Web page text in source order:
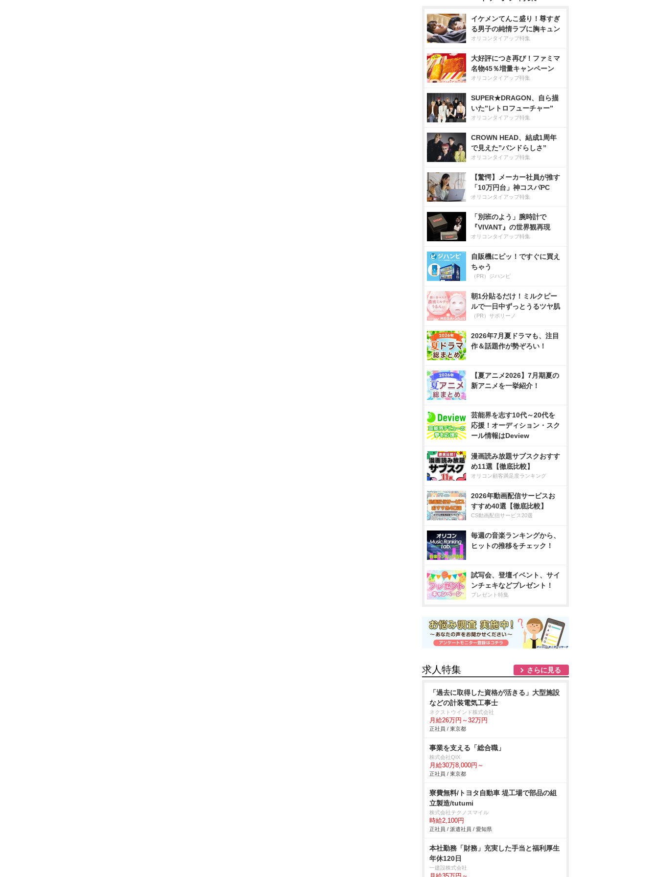
イケメンてんこ盛り！尊すぎ
る男子の純情ラブに胸キュン
オリコンタイアップ特集
大好評につき再び！ファミマ
名物45％増量キャンペーン
オリコンタイアップ特集
SUPER★DRAGON、自ら描
いた”レトロフューチャー”
オリコンタイアップ特集
CROWN HEAD、結成1周年
で見えた”バンドらしさ”
オリコンタイアップ特集
【驚愕】メーカー社員が推す
「10万円台」神コスパPC
オリコンタイアップ特集
「別班のよう」腕時計で
『VIVANT』の世界観再現
オリコンタイアップ特集
自販機にピッ！ですぐに買え
ちゃう
（PR）ジハンピ
朝1分貼るだけ！ミルクピー
ルで一日中ずっとうるツヤ肌
（PR）サボリーノ
2026年7月夏ドラマも、注目
作＆話題作が勢ぞろい！
【夏アニメ2026】7月期夏の
新アニメを一挙紹介！
芸能界を志す10代～20代を
応援！オーディション・スク
ール情報はDeview
漫画読み放題サブスクおすす
め11選【徹底比較】
オリコン顧客満足度ランキング
2026年動画配信サービスお
すすめ40選【徹底比較】
CS動画配信サービス20選
毎週の音楽ランキングから、
ヒットの推移をチェック！
試写会、登壇イベント、サイ
ンチェキなどプレゼント！
プレゼント特集
求人特集 さらに見る
「過去に取得した資格が活きる」大型施設
などの計装電気工事士
ネクストウインド株式会社
月給26万円～32万円
正社員 / 東京都
事業を支える「総合職」
株式会社QIX
月給30万8,000円～
正社員 / 東京都
寮費無料/トヨタ自動車 堤工場で部品の組
立製造/tutumi
株式会社テクノスマイル
時給2,100円
正社員 / 派遣社員 / 愛知県
本社勤務「財務」充実した手当と福利厚生
年休120日
一建設株式会社